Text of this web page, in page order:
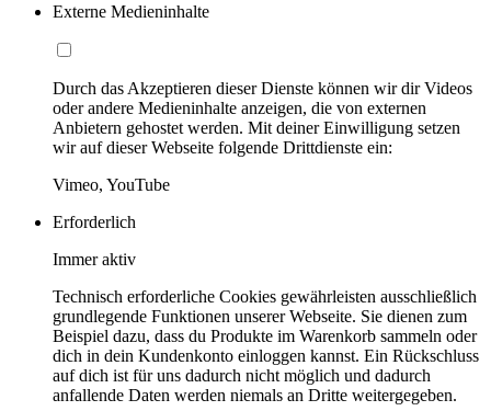
Externe Medieninhalte
Durch das Akzeptieren dieser Dienste können wir dir Videos
oder andere Medieninhalte anzeigen, die von externen
Anbietern gehostet werden. Mit deiner Einwilligung setzen
wir auf dieser Webseite folgende Drittdienste ein:
Vimeo, YouTube
Erforderlich
Immer aktiv
Technisch erforderliche Cookies gewährleisten ausschließlich
grundlegende Funktionen unserer Webseite. Sie dienen zum
Beispiel dazu, dass du Produkte im Warenkorb sammeln oder
dich in dein Kundenkonto einloggen kannst. Ein Rückschluss
auf dich ist für uns dadurch nicht möglich und dadurch
anfallende Daten werden niemals an Dritte weitergegeben.